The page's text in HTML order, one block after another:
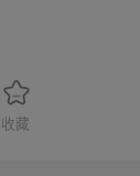
收藏